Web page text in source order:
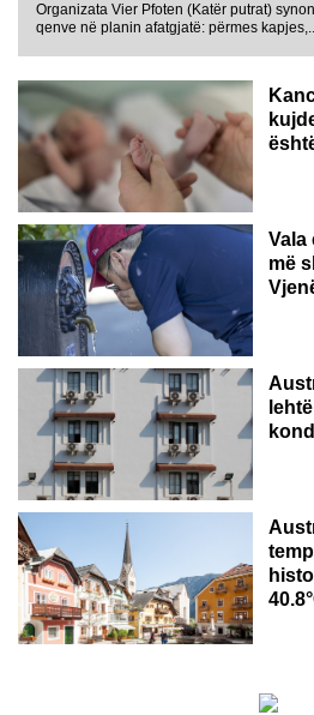
Organizata Vier Pfoten (Katër putrat)
qenve në planin afatgjatë: përmes
Vala
më